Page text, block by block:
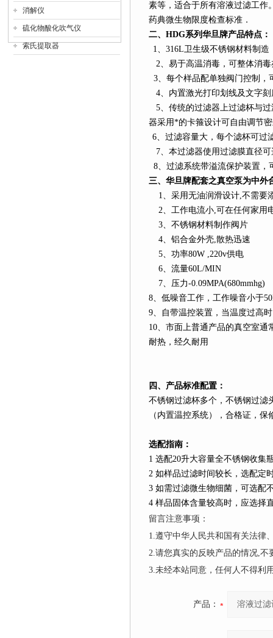
消解仪
硫化物酸化吹气仪
索氏提取器
素等，适合于所有溶液过滤工作
药典微生物限度检查标准．
二、 HDG系列 华旦牌产品特点：
1、 316L卫生级不锈钢材料制造
2、易于高温消毒，可整体消
3、每个样品配单独阀门控制，
4、内置激光打印划线及文字
5、传统的过滤器上过滤杯与
器采用*的卡箍设计可自由调节
6、过滤容量大，每个滤杯可过
7、本过滤器使用过滤膜直径可
8、过滤系统带溢流保护装置
三、华旦牌配套之真空泵为中外
1、采用无油润滑设计,不需要
2、工作电流小,可在任何家用
3、不锈钢材料制作阀片
4、铝合金外壳,散热迅速
5、功率80W ,220v供电
6、流量60L/MIN
7、压力-0.09MPA(680mmhg)
8、低噪音工作，工作噪音小于
9、自带温控装置，当温度过高
10、市面上普通产品的真空室通
耐热，经久耐用
四、产品标准配置：
不锈钢过滤杯多个，不锈钢过滤
（内置温控系统），合格证，保
选配指南：
1 选配20升大容量全不锈钢收集
2 如样品过滤时间较长，选配定
3 如需过滤微生物细菌，可选配
4 样品固体含量较高时，应选择
留言注意事项：
1.遵守中华人民共和国有关法律
2.请您真实的反映产品的情况,
3.未经本站同意，任何人不得利
产品：